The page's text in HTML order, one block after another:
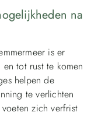
na
is er
tot rust te komen
helpen de
te verlichten
zich verfrist